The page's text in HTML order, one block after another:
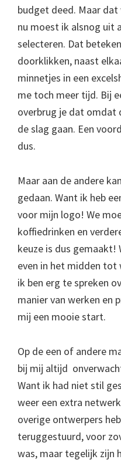
budget deed. Maar dat
nu moest ik alsnog uit
selecteren. Dat
doorklikken, naast
minnetjes in een
me toch meer tijd. Bij
overbrug je dat omdat
de slag gaan. Een
dus.
Maar aan de andere
gedaan. Want ik heb
voor mijn logo! We
koffiedrinken en
keuze is dus gemaakt!
even in het midden tot
ik ben erg te spreken
manier van werken en
mij een mooie start.
Op de een of andere
bij mij altijd
Want ik had niet stil
weer een extra
overige ontwerpers
teruggestuurd, voor
was, maar tegelijk zijn